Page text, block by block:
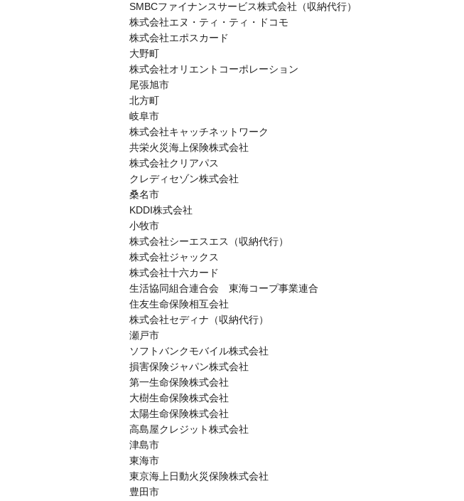
SMBCファイナンスサービス株式会社（収納代行）
株式会社エヌ・ティ・ティ・ドコモ
株式会社エポスカード
大野町
株式会社オリエントコーポレーション
尾張旭市
北方町
岐阜市
株式会社キャッチネットワーク
共栄火災海上保険株式会社
株式会社クリアパス
クレディセゾン株式会社
桑名市
KDDI株式会社
小牧市
株式会社シーエスエス（収納代行）
株式会社ジャックス
株式会社十六カード
生活協同組合連合会 東海コープ事業連合
住友生命保険相互会社
株式会社セディナ（収納代行）
瀬戸市
ソフトバンクモバイル株式会社
損害保険ジャパン株式会社
第一生命保険株式会社
大樹生命保険株式会社
太陽生命保険株式会社
高島屋クレジット株式会社
津島市
東海市
東京海上日動火災保険株式会社
豊田市